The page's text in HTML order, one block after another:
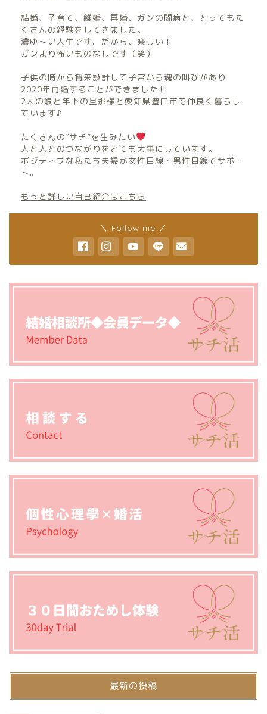
結婚、子育て、離婚、再婚、ガンの闘病と、とってもた
くさんの経験をしてきました。
濃ゆ〜い人生です。だから、楽しい！
ガンより怖いものなしです（笑）
子供の時から将来設計して子宮から魂の叫びがあり
2020年再婚することができました‼︎
2人の娘と年下の旦那様と愛知県豊田市で仲良く暮らし
ています♪
たくさんの″サチ”を生みたい
人と人とのつながりをとても大事にしています。
ポジティブな私たち夫婦が女性目線・男性目線でサポー
ト。
もっと詳しい自己紹介はこちら
＼ Follow me ／
最新の投稿